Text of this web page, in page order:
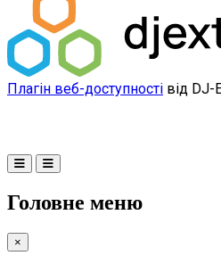
Плагін веб-доступності від DJ-
Головне меню
×